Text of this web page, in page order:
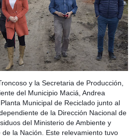
y la Secretaria de Producción,
del Municipio Maciá, Andrea
Municipal de Reciclado junto al
de la Dirección Nacional de
del Ministerio de Ambiente y
la Nación. Este relevamiento tuvo